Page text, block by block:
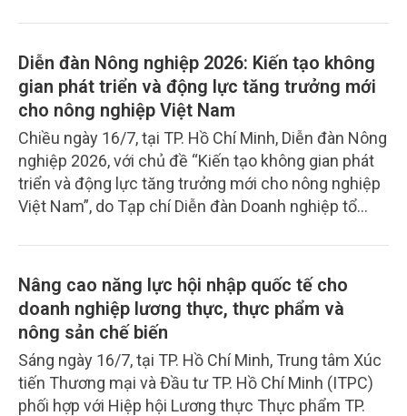
sự tham dự của các Lãnh đạo, nhà khoa học và
chuyên gia… đến từ 17 trường thành viên, cùng
nhiều tổ chức nghề nghiệp, đối tác quốc tế.
Diễn đàn Nông nghiệp 2026: Kiến tạo không
gian phát triển và động lực tăng trưởng mới
cho nông nghiệp Việt Nam
Chiều ngày 16/7, tại TP. Hồ Chí Minh, Diễn đàn Nông
nghiệp 2026, với chủ đề “Kiến tạo không gian phát
triển và động lực tăng trưởng mới cho nông nghiệp
Việt Nam”, do Tạp chí Diễn đàn Doanh nghiệp tổ
quan quản lý, chuyên gia, doanh nghiệp, nhà khoa
học, các hiệp hội ngành hàng… cùng đại diện các
Cơ quan báo chí, truyền thông khu vực phía Nam.
Nâng cao năng lực hội nhập quốc tế cho
doanh nghiệp lương thực, thực phẩm và
nông sản chế biến
Sáng ngày 16/7, tại TP. Hồ Chí Minh, Trung tâm Xúc
tiến Thương mại và Đầu tư TP. Hồ Chí Minh (ITPC)
phối hợp với Hiệp hội Lương thực Thực phẩm TP.